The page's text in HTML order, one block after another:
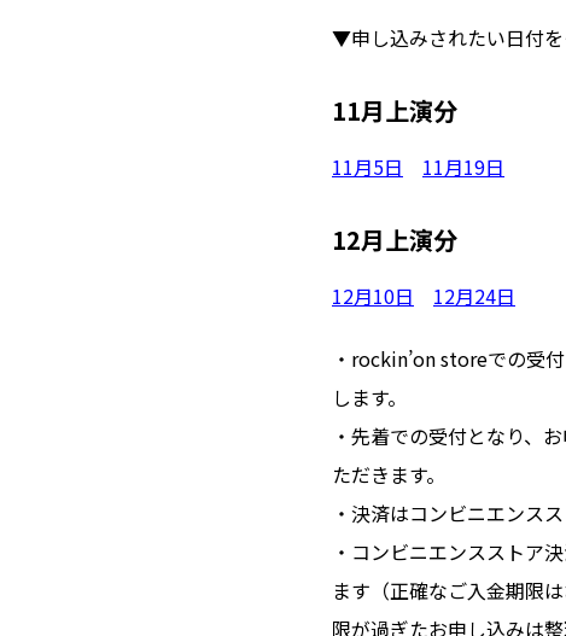
▼申し込みされたい日付
11月上演分
11月5日 11月19日
12月上演分
12月10日 12月24日
・rockin’on storeでの受
します。
・先着での受付となり、
ただきます。
・決済はコンビニエンス
・コンビニエンスストア
ます（正確なご入金期限
限が過ぎたお申し込みは